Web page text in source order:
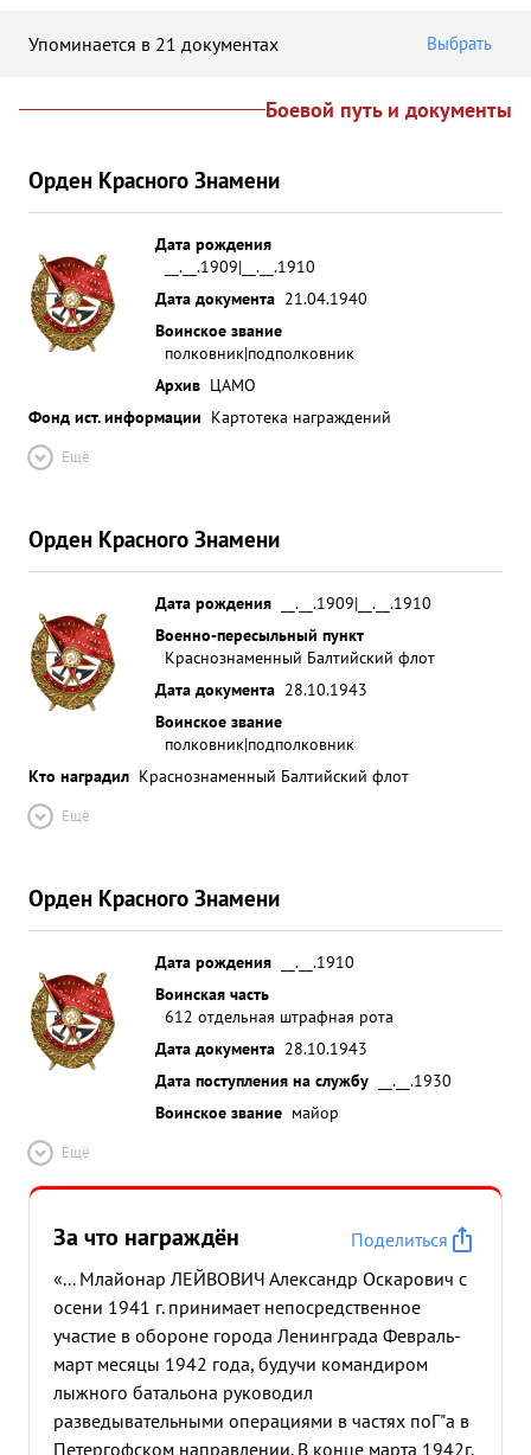
Упоминается в 21 документах Выбрать
Боевой путь и документы
Орден Красного Знамени
Дата рождения
__.__.1909|__.__.1910
Дата документа 21.04.1940
Воинское звание
полковник|подполковник
Архив ЦАМО
Фонд ист. информации Картотека награждений
Ещё
Орден Красного Знамени
Дата рождения
__.__.1909|__.__.1910
Военно-пересыльный пункт
Краснознаменный Балтийский флот
Дата документа 28.10.1943
Воинское звание
полковник|подполковник
Кто наградил Краснознаменный Балтийский флот
Ещё
Орден Красного Знамени
Дата рождения
__.__.1910
Воинская часть
612 отдельная штрафная рота
Дата документа 28.10.1943
Дата поступления на службу
__.__.1930
Воинское звание майор
Ещё
За что награждён
Поделиться
«... Млайонар ЛЕЙВОВИЧ Александр Оскарович с
осени 1941 г. принимает непосредственное
участие в обороне города Ленинграда Февраль-
март месяцы 1942 года, будучи командиром
лыжного батальона руководил
разведывательными операциями в частях поГ"а в
Петергофском направлении. В конце марта 1942г.